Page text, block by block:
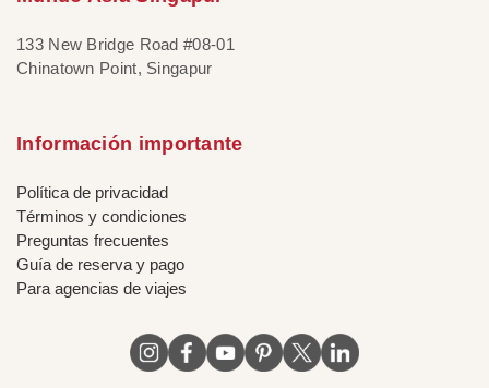
133 New Bridge Road #08-01
Chinatown Point, Singapur
Información importante
Política de privacidad
Términos y condiciones
Preguntas frecuentes
Guía de reserva y pago
Para agencias de viajes